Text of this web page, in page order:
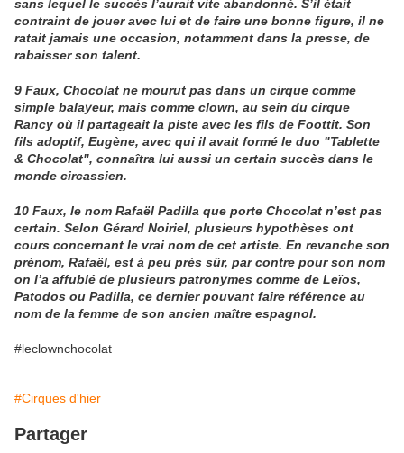
sans lequel le succès l’aurait vite abandonné. S’il était
contraint de jouer avec lui et de faire une bonne figure, il ne
ratait jamais une occasion, notamment dans la presse, de
rabaisser son talent.
9 Faux, Chocolat ne mourut pas dans un cirque comme
simple balayeur, mais comme clown, au sein du cirque
Rancy où il partageait la piste avec les fils de Foottit. Son
fils adoptif, Eugène, avec qui il avait formé le duo "Tablette
& Chocolat", connaîtra lui aussi un certain succès dans le
monde circassien.
10 Faux, le nom Rafaël Padilla que porte Chocolat n’est pas
certain. Selon Gérard Noiriel, plusieurs hypothèses ont
cours concernant le vrai nom de cet artiste. En revanche son
prénom, Rafaël, est à peu près sûr, par contre pour son nom
on l’a affublé de plusieurs patronymes comme de Leïos,
Patodos ou Padilla, ce dernier pouvant faire référence au
nom de la femme de son ancien maître espagnol.
#leclownchocolat
#Cirques d'hier
Partager